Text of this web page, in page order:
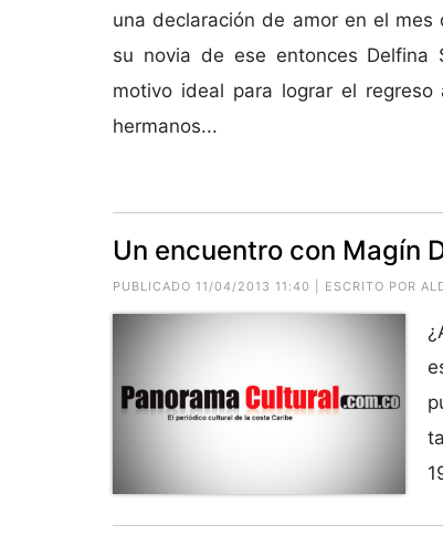
una declaración de amor en el
su novia de ese entonces Delfina
motivo ideal para lograr el
hermanos...
Un encuentro con Magín
PUBLICADO 11/04/2013 11:40 | ESCRITO POR